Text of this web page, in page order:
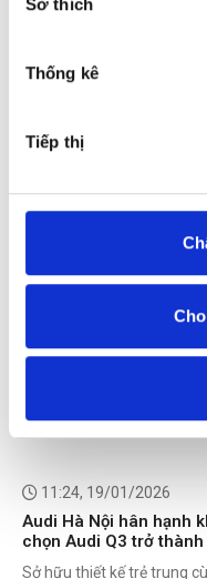
Sở thích
Thống kê
Tiếp thị
11:24, 19/01/2026
Audi Hà Nội hân hạnh
chọn Audi
Sở hữu thiết kế trẻ trung